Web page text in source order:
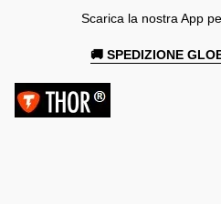
Scarica la nostra App
🚚 SPEDIZIONE